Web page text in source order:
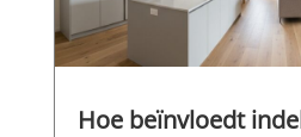
Hoe beïnvloedt